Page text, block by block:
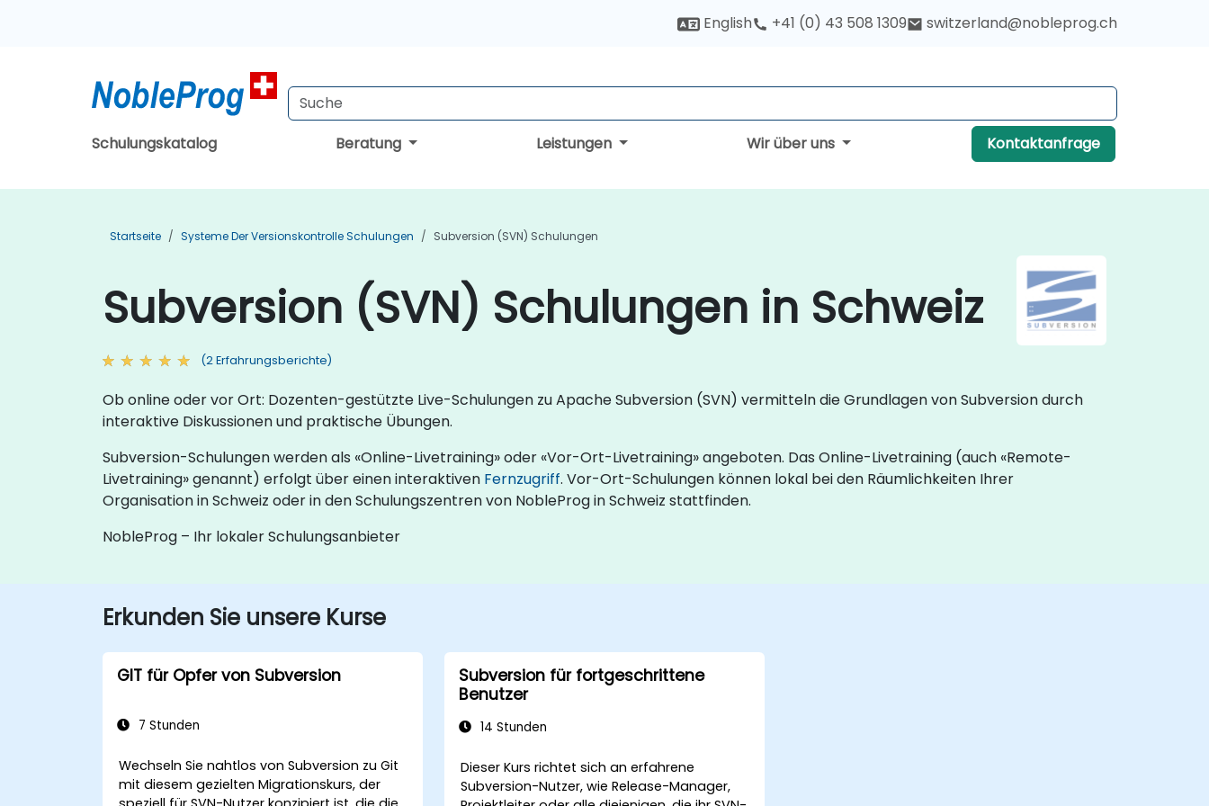
English +41 (0) 43 508 1309 switzerland@nobleprog.ch
Schulungskatalog Beratung Leistungen Wir über uns Kontaktanfrage
Startseite Systeme Der Versionskontrolle Schulungen Subversion (SVN) Schulungen
Subversion (SVN) Schulungen in Schweiz
(2 Erfahrungsberichte)
Ob online oder vor Ort: Dozenten-gestützte Live-Schulungen zu Apache Subversion (SVN) vermitteln die Grundlagen von Subversion durch
interaktive Diskussionen und praktische Übungen.
Subversion-Schulungen werden als «Online-Livetraining» oder «Vor-Ort-Livetraining» angeboten. Das Online-Livetraining (auch «Remote-
Livetraining» genannt) erfolgt über einen interaktiven Fernzugriff. Vor-Ort-Schulungen können lokal bei den Räumlichkeiten Ihrer
Organisation in Schweiz oder in den Schulungszentren von NobleProg in Schweiz stattfinden.
NobleProg – Ihr lokaler Schulungsanbieter
Erkunden Sie unsere Kurse
GIT für Opfer von Subversion
7 Stunden
Wechseln Sie nahtlos von Subversion zu Git
mit diesem gezielten Migrationskurs, der
Subversion für fortgeschrittene
Benutzer
14 Stunden
Dieser Kurs richtet sich an erfahrene
Subversion-Nutzer, wie Release-Manager,